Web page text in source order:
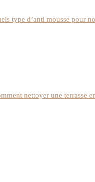
type d’anti mousse pour
nettoyer une terrasse